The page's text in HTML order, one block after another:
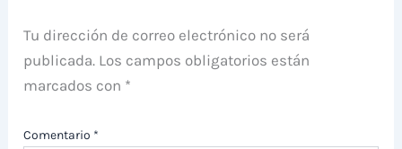
Tu dirección de correo electrónico no será
publicada. Los campos obligatorios están
marcados con *
Comentario *